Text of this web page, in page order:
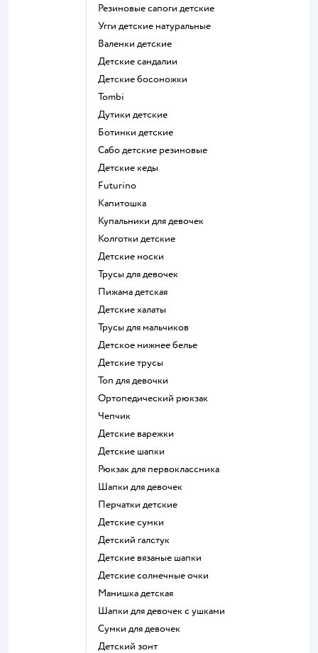
Резиновые сапоги детские
Угги детские натуральные
Валенки детские
Детские сандалии
Детские босоножки
Tombi
Дутики детские
Ботинки детские
Сабо детские резиновые
Детские кеды
Futurino
Капитошка
Купальники для девочек
Колготки детские
Детские носки
Трусы для девочек
Пижама детская
Детские халаты
Трусы для мальчиков
Детское нижнее белье
Детские трусы
Топ для девочки
Ортопедический рюкзак
Чепчик
Детские варежки
Детские шапки
Рюкзак для первоклассника
Шапки для девочек
Перчатки детские
Детские сумки
Детский галстук
Детские вязаные шапки
Детские солнечные очки
Манишка детская
Шапки для девочек с ушками
Сумки для девочек
Детский зонт